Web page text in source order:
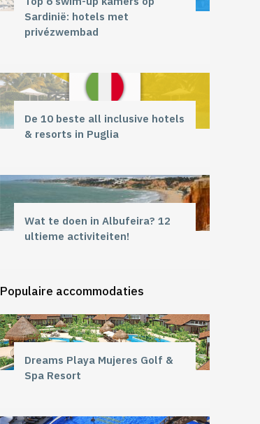
Sardinië: hotels met
privézwembad
De 10 beste all inclusive hotels
& resorts in Puglia
Wat te doen in Albufeira? 12
ultieme activiteiten!
Populaire accommodaties
Dreams Playa Mujeres Golf &
Spa Resort